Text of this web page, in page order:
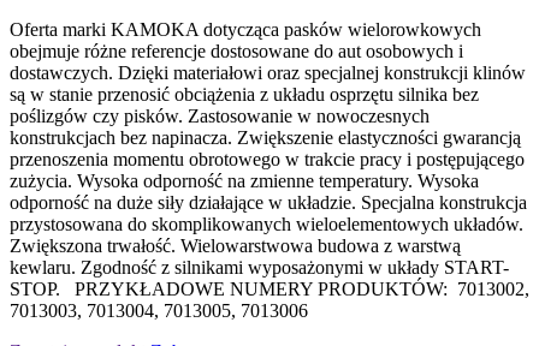
Oferta marki KAMOKA dotycząca pasków wielorowkowych
obejmuje różne referencje dostosowane do aut osobowych i
dostawczych. Dzięki materiałowi oraz specjalnej konstrukcji klinów
są w stanie przenosić obciążenia z układu osprzętu silnika bez
poślizgów czy pisków. Zastosowanie w nowoczesnych
konstrukcjach bez napinacza. Zwiększenie elastyczności gwarancją
przenoszenia momentu obrotowego w trakcie pracy i postępującego
zużycia. Wysoka odporność na zmienne temperatury. Wysoka
odporność na duże siły działające w układzie. Specjalna konstrukcja
przystosowana do skomplikowanych wieloelementowych układów.
Zwiększona trwałość. Wielowarstwowa budowa z warstwą
kewlaru. Zgodność z silnikami wyposażonymi w układy START-
STOP. PRZYKŁADOWE NUMERY PRODUKTÓW: 7013002,
7013003, 7013004, 7013005, 7013006